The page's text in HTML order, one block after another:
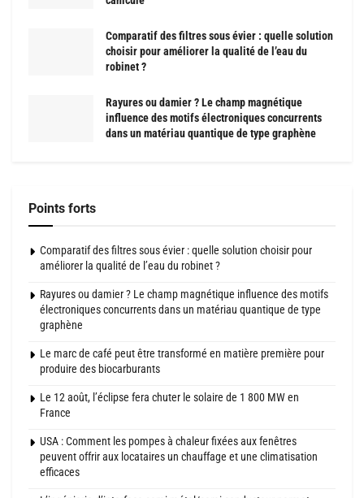
Comparatif des filtres sous évier : quelle solution
choisir pour améliorer la qualité de l’eau du
robinet ?
Rayures ou damier ? Le champ magnétique
influence des motifs électroniques concurrents
dans un matériau quantique de type graphène
Points forts
Comparatif des filtres sous évier : quelle solution choisir pour
améliorer la qualité de l’eau du robinet ?
Rayures ou damier ? Le champ magnétique influence des motifs
électroniques concurrents dans un matériau quantique de type
graphène
Le marc de café peut être transformé en matière première pour
produire des biocarburants
Le 12 août, l’éclipse fera chuter le solaire de 1 800 MW en
France
USA : Comment les pompes à chaleur fixées aux fenêtres
peuvent offrir aux locataires un chauffage et une climatisation
efficaces